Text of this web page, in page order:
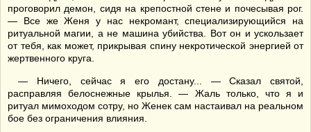
проговорил демон, сидя на крепостной стене и почесывая рог.
— Все же Женя у нас некромант, специализирующийся на
ритуальной магии, а не машина убийства. Вот он и ускользает
от тебя, как может, прикрывая спину некротической энергией от
жертвенного круга.
— Ничего, сейчас я его достану... — Сказал святой,
расправляя белоснежные крылья. — Жаль только, что я и
ритуал мимоходом сотру, но Женек сам настаивал на реальном
бое без ограничения влияния.